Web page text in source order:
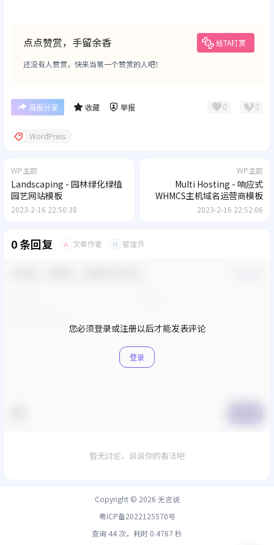
点点赞赏，手留余香 给TA打赏
还没有人赞赏，快来当第一个赞赏的人吧！
海报分享 收藏 举报 0 0
WordPress
WP主题
Landscaping - 园林绿化绿植
园艺网站模板
2023-2-16 22:50:38
WP主题
Multi Hosting - 响应式
WHMCS主机域名运营商模板
2023-2-16 22:52:06
0 条回复 A 文章作者 M 管理员
您必须登录或注册以后才能发表评论
登录
暂无讨论，说说你的看法吧
Copyright © 2026 无言说
粤ICP备2022125570号
查询 44 次，耗时 0.4767 秒